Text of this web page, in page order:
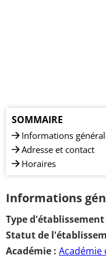
SOMMAIRE
Informations
Adresse et contact
Horaires
Informations
Type d'établissement
Statut de
Académie : Académie